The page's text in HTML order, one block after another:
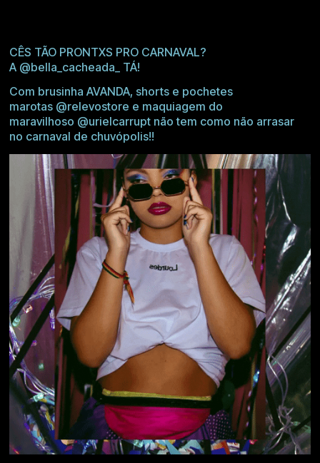
CÊS TÃO PRONTXS PRO CARNAVAL?
A @bella_cacheada_
TÁ!
Com brusinha AVANDA, shorts e pochetes
marotas @relevostore e maquiagem do
maravilhoso @urielcarrupt não tem como não arrasar
no carnaval de chuvópolis!!